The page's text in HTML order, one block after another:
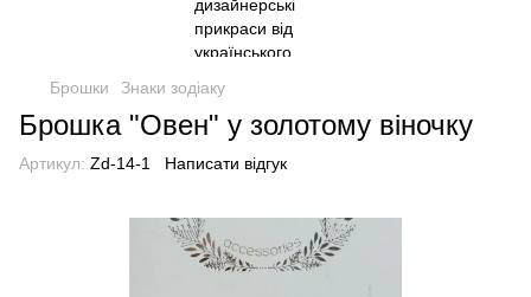
Брошки Знаки зодіаку
Брошка "Овен" у золотому віночку
Артикул: Zd-14-1 Написати відгук